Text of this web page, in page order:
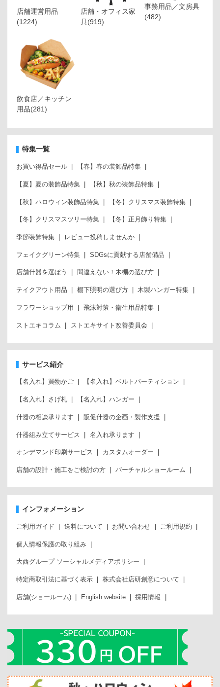
店舗運営用品
(1224)
店舗・オフィス家
具(919)
事務用品／文房具
(482)
飲食店／キッチン
用品(281)
特集一覧
お買い得品セール 【春】春の装飾品特集
【夏】夏の装飾品特集 【秋】秋の装飾品特集
【秋】ハロウィン装飾品特集 【冬】クリスマス装飾特集
【冬】クリスマスツリー特集 【冬】正月飾り特集
季節装飾特集 レビュー投稿しませんか
フェイクグリーン特集 SDGsに貢献する店舗備品
店舗什器を選ぼう 間違えない！木棚の選び方
テイクアウト用品 棚下照明の選び方 木製ハンガー特集
フラワーショップ用 飛沫対策・衛生用品特集
ストエキコラム ストエキサイト改善委員会
サービス紹介
【名入れ】買物かご 【名入れ】ベルトパーティション
【名入れ】さげ札 【名入れ】ハンガー
什器の相談承ります 販促什器の企画・製作支援
什器組み立てサービス 名入れ承ります
オンデマンド印刷サービス カスタムオーダー
店舗の設計・施工をご検討の方 バーチャルショールーム
インフォメーション
ご利用ガイド 送料について お問い合わせ ご利用規約
個人情報保護の取り組み
大西グループ ソーシャルメディアポリシー
特定商取引法に基づく表示 株式会社店研創意について
店舗(ショールーム) English website 採用情報